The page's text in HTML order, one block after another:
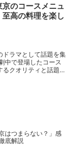
のコースメニュ
高の料理を楽し
ドラマとして話題を集
中で登場したコース
クオリティと話題性
はつまらない？」感
底解説